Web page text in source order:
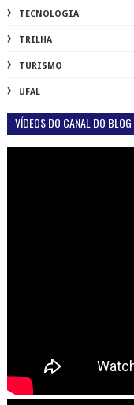
TECNOLOGIA
TRILHA
TURISMO
UFAL
VÍDEOS DO CANAL DO